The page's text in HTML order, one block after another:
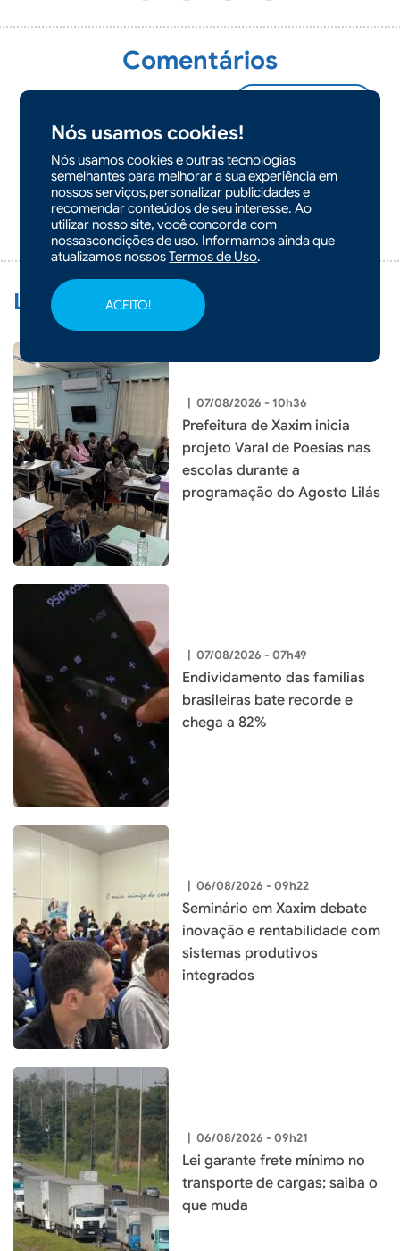
Nós usamos cookies!
Nós usamos cookies e outras tecnologias
semelhantes para melhorar a sua experiência em
nossos serviços,personalizar publicidades e
recomendar conteúdos de seu interesse. Ao
utilizar nosso site, você concorda com
nossascondições de uso. Informamos ainda que
atualizamos nossosTermos de Uso.
ACEITO!
Comentários
Seja o primeiro a comentar!
ADICIONAR
COMENTÁRIO
Leia Também:
| 07/08/2026 - 10h36
Prefeitura de Xaxim inicia
projeto Varal de Poesias nas
escolas durante a
programação do Agosto Lilás
| 07/08/2026 - 07h49
Endividamento das famílias
brasileiras bate recorde e
chega a 82%
| 06/08/2026 - 09h22
Seminário em Xaxim debate
inovação e rentabilidade com
sistemas produtivos
integrados
| 06/08/2026 - 09h21
Lei garante frete mínimo no
transporte de cargas; saiba o
que muda